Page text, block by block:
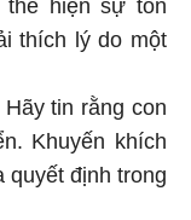
thích lý do một
tin rằng con
Khuyến khích
quyết định trong